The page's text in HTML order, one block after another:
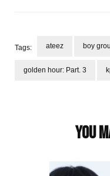
Tags: ateez boy
golden hour: Part. 3
You